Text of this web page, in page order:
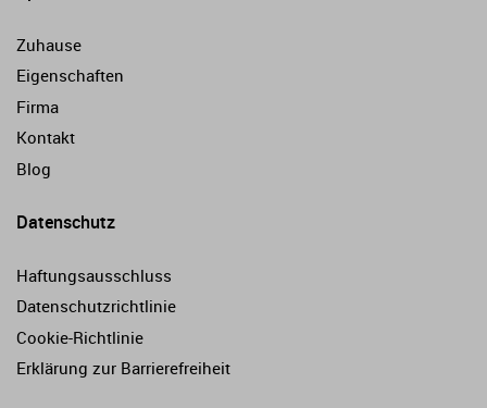
Zuhause
Eigenschaften
Firma
Kontakt
Blog
Datenschutz
Haftungsausschluss
Datenschutzrichtlinie
Cookie-Richtlinie
Erklärung zur Barrierefreiheit